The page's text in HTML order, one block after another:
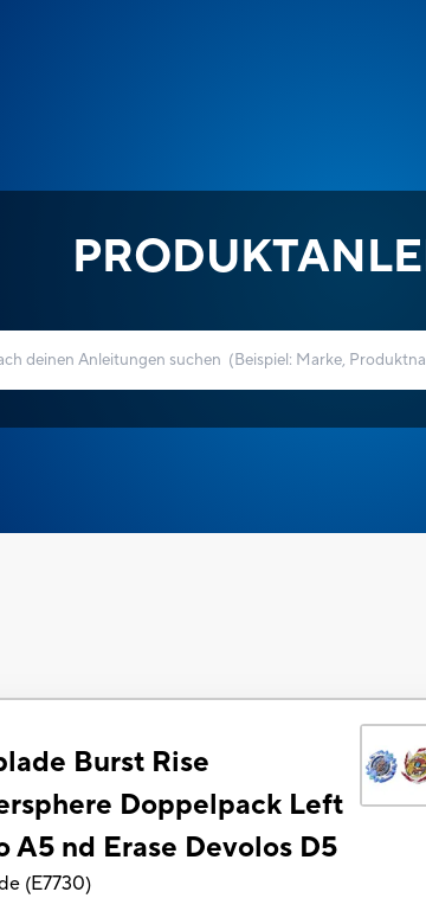
Burst Rise
Doppelpack Left
A5 nd Erase Devolos D5
(E7730)